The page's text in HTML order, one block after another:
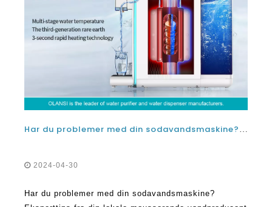
Har du problemer med din sodavandsmaskine? Eksperttips fra din lokale mousserende vandproducent fabrik
2024-04-30
Har du problemer med din sodavandsmaskine?